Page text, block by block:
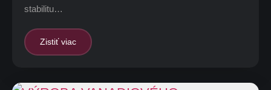
stabilitu…
Zistiť viac